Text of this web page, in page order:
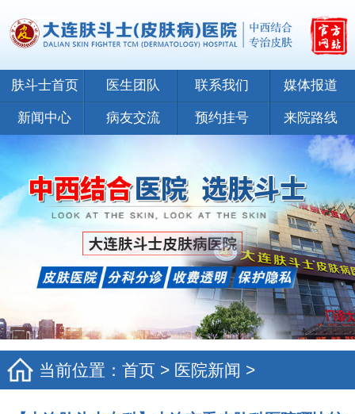
肤斗士首页 医生团队 联系我们 媒体报道
新闻中心 病友交流 预约挂号 来院路线
当前位置： 首页 > 医院新闻 >